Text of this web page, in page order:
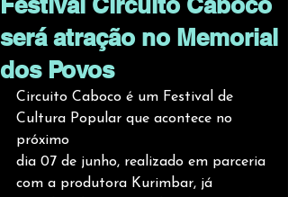
será atração no Memorial
dos Povos
Circuito Caboco é um Festival de
Cultura Popular que acontece no
próximo
dia 07 de junho, realizado em parceria
com a produtora Kurimbar, já